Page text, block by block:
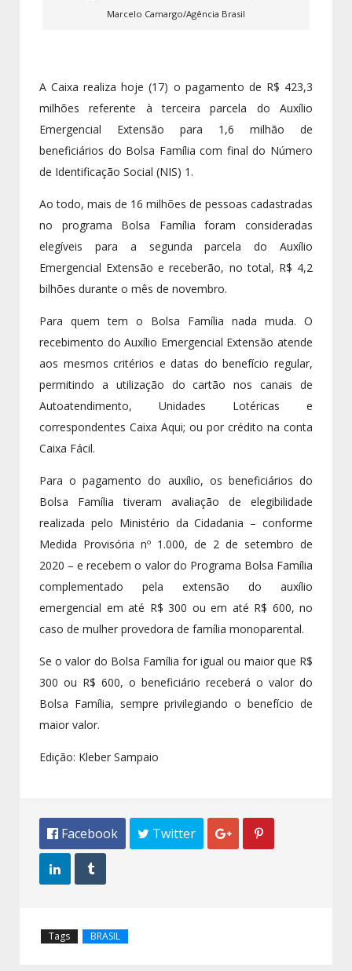
Marcelo Camargo/Agência Brasil
A Caixa realiza hoje (17) o pagamento de R$ 423,3
milhões referente à terceira parcela do Auxílio
Emergencial Extensão para 1,6 milhão de
beneficiários do Bolsa Família com final do Número
de Identificação Social (NIS) 1.
Ao todo, mais de 16 milhões de pessoas cadastradas
no programa Bolsa Família foram consideradas
elegíveis para a segunda parcela do Auxílio
Emergencial Extensão e receberão, no total, R$ 4,2
bilhões durante o mês de novembro.
Para quem tem o Bolsa Família nada muda. O
recebimento do Auxílio Emergencial Extensão atende
aos mesmos critérios e datas do benefício regular,
permitindo a utilização do cartão nos canais de
Autoatendimento, Unidades Lotéricas e
correspondentes Caixa Aqui; ou por crédito na conta
Caixa Fácil.
Para o pagamento do auxílio, os beneficiários do
Bolsa Família tiveram avaliação de elegibilidade
realizada pelo Ministério da Cidadania – conforme
Medida Provisória nº 1.000, de 2 de setembro de
2020 – e recebem o valor do Programa Bolsa Família
complementado pela extensão do auxílio
emergencial em até R$ 300 ou em até R$ 600, no
caso de mulher provedora de família monoparental.
Se o valor do Bolsa Família for igual ou maior que R$
300 ou R$ 600, o beneficiário receberá o valor do
Bolsa Família, sempre privilegiando o benefício de
maior valor.
Edição: Kleber Sampaio
 Facebook  Twitter  
 
Tags BRASIL